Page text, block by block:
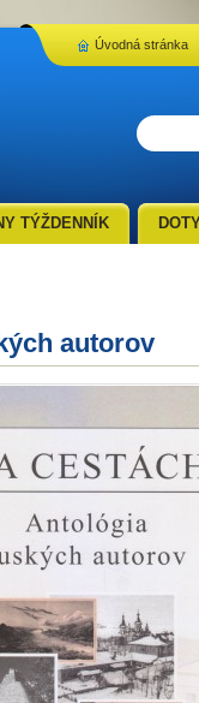
autorov
TÝŽDENNÍK
Úvodná stránka